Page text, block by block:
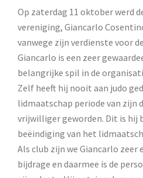
Op zaterdag 11 oktober werd
vereniging, Giancarlo
vanwege zijn verdienste voor
Giancarlo is een zeer
belangrijke spil in de
Zelf heeft hij nooit aan judo
lidmaatschap periode van zijn
vrijwilliger geworden. Dit is hij
beëindiging van het
Als club zijn we Giancarlo
bijdrage en daarmee is de